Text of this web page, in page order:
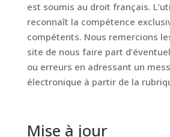
est soumis au droit français.
reconnaît la compétence
compétents. Nous remercions
site de nous faire part
ou erreurs en adressant un
électronique à partir de la
Mise à jour